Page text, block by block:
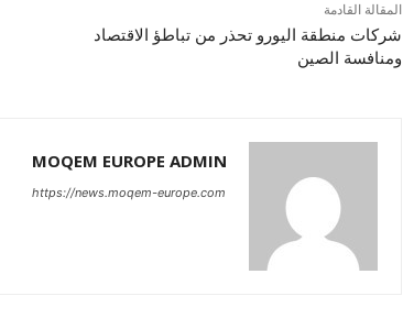
المقالة القادمة
شركات منطقة اليورو تحذر من تباطؤ الاقتصاد
ومنافسة الصين
MOQEM EUROPE ADMIN
https://news.moqem-europe.com